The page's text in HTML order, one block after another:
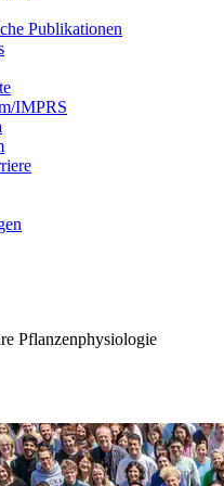
Publikationen
IMPRS
Pflanzenphysiologie